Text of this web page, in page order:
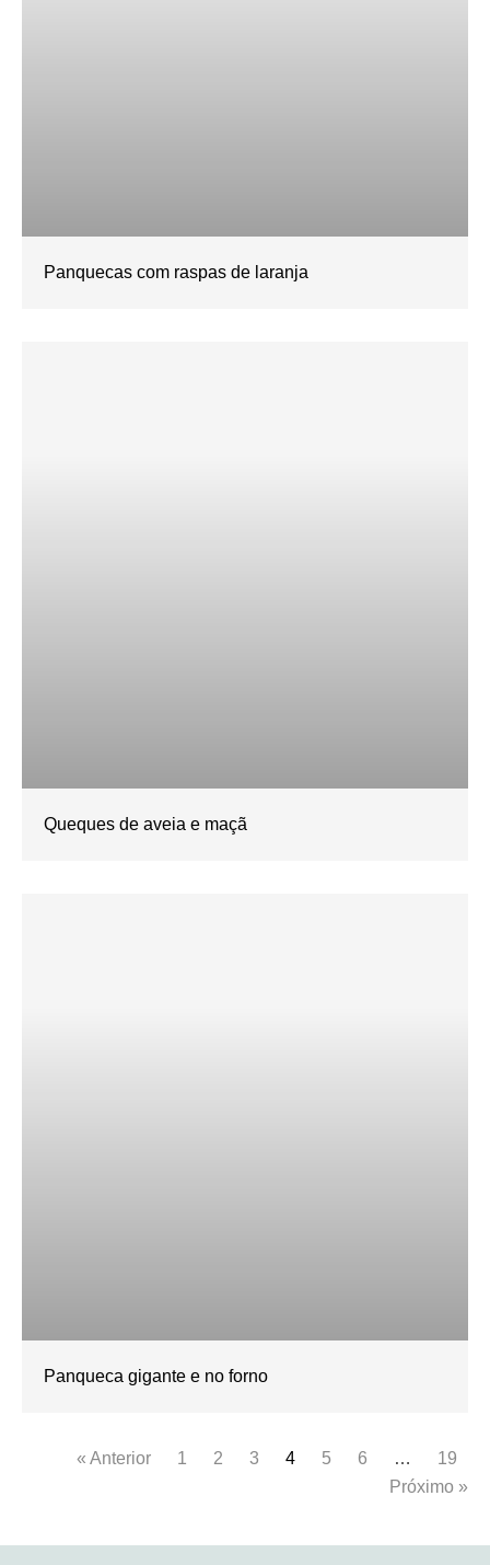
Panquecas com raspas de laranja
Queques de aveia e maçã
Panqueca gigante e no forno
« Anterior 1 2 3 4 5 6 …
19
Próximo »